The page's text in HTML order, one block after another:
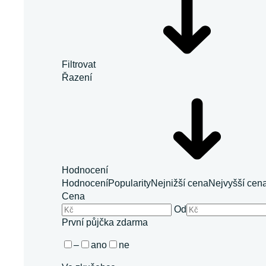
Filtrovat
Řazení
Hodnocení
HodnoceníPopularityNejnižší cenaNejvyšší
Cena
Od
První půjčka zdarma
– ano ne